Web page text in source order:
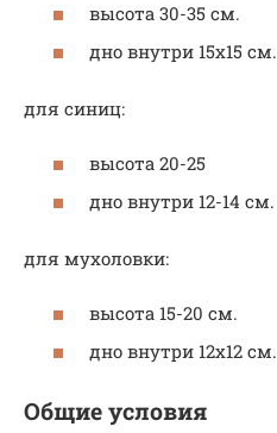
высота 30-35 см.
дно внутри 15х15 см.
для синиц:
высота 20-25
дно внутри 12-14 см.
для мухоловки:
высота 15-20 см.
дно внутри 12х12 см.
Общие условия